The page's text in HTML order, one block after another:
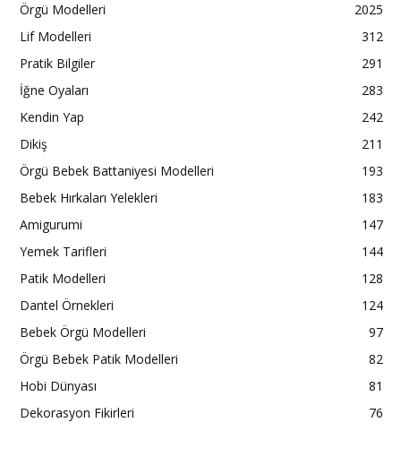
Örgü Modelleri
2025
Lif Modelleri
312
Pratik Bilgiler
291
İğne Oyaları
283
Kendin Yap
242
Dikiş
211
Örgü Bebek Battaniyesi Modelleri
193
Bebek Hırkaları Yelekleri
183
Amigurumi
147
Yemek Tarifleri
144
Patik Modelleri
128
Dantel Örnekleri
124
Bebek Örgü Modelleri
97
Örgü Bebek Patik Modelleri
82
Hobi Dünyası
81
Dekorasyon Fikirleri
76